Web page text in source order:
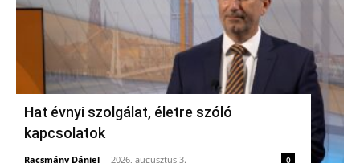
Hat évnyi szolgálat, életre szóló
kapcsolatok
Racsmány Dániel - 2026, augusztus 3. 0